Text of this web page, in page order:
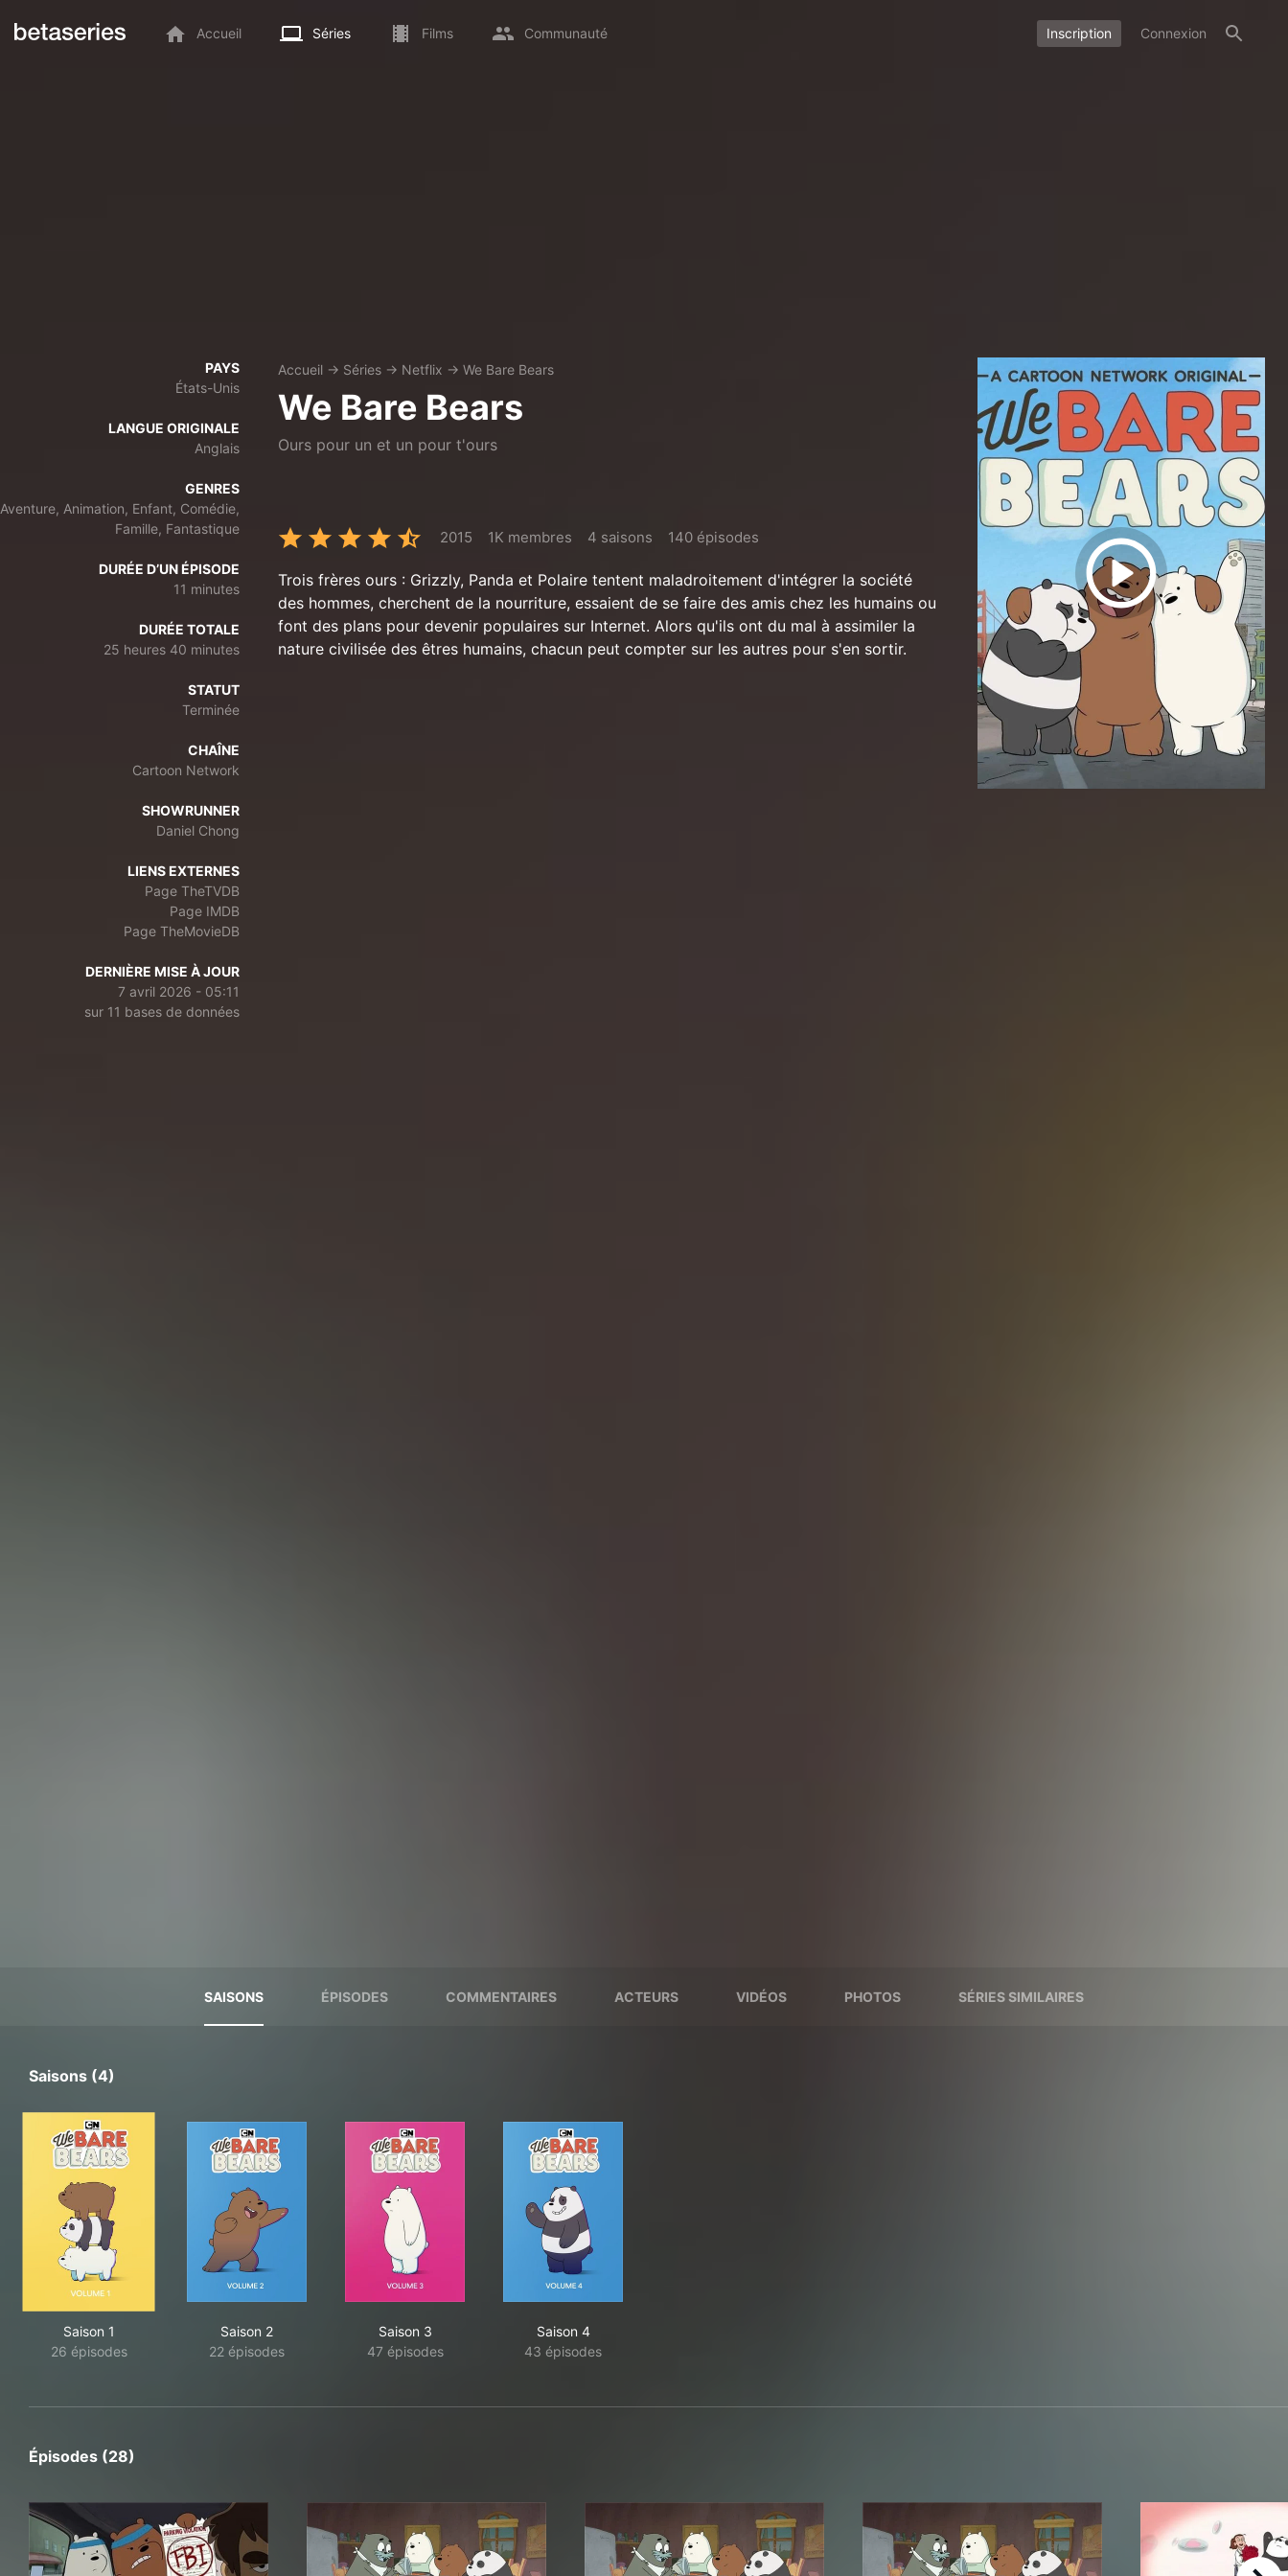
Accueil Séries Films Communauté Inscription Connexion
PAYS
États-Unis
LANGUE ORIGINALE
Anglais
GENRES
Aventure, Animation, Enfant, Comédie,
Famille, Fantastique
DURÉE D’UN ÉPISODE
11 minutes
DURÉE TOTALE
25 heures 40 minutes
STATUT
Terminée
CHAÎNE
Cartoon Network
SHOWRUNNER
Daniel Chong
LIENS EXTERNES
Page TheTVDB
Page IMDB
Page TheMovieDB
DERNIÈRE MISE À JOUR
7 avril 2026 - 05:11
sur 11 bases de données
Accueil → Séries → Netflix → We Bare Bears
We Bare Bears
Ours pour un et un pour t'ours
2015 1K membres 4 saisons 140 épisodes
Trois frères ours : Grizzly, Panda et Polaire tentent maladroitement d'intégrer la société
des hommes, cherchent de la nourriture, essaient de se faire des amis chez les humains ou
font des plans pour devenir populaires sur Internet. Alors qu'ils ont du mal à assimiler la
nature civilisée des êtres humains, chacun peut compter sur les autres pour s'en sortir.
SAISONS ÉPISODES COMMENTAIRES ACTEURS VIDÉOS PHOTOS SÉRIES SIMILAIRES
Saisons (4)
Saison 1
26 épisodes
Saison 2
22 épisodes
Saison 3
47 épisodes
Saison 4
43 épisodes
Épisodes (28)